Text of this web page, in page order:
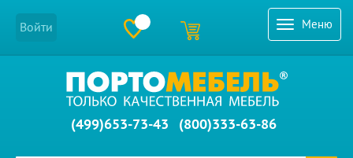
Меню
Войти
(499)653-73-43 (800)333-63-86